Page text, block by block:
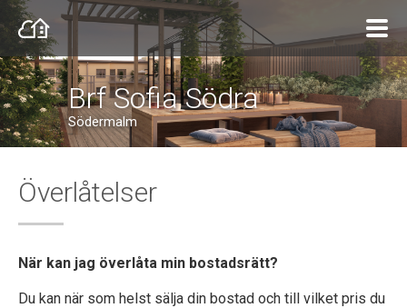
Brf Sofia Södra
Södermalm
Överlåtelser
När kan jag överlåta min bostadsrätt?
Du kan när som helst sälja din bostad och till vilket pris du